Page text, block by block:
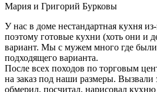
Мария и Григорий Бурковы
У нас в доме нестандартная кухня
поэтому готовые кухни (хоть они и
вариант. Мы с мужем много где
подходящего варианта.
После всех походов по торговым
на заказ под наши размеры. Вызвали
обмерил, посчитал, нарисовал